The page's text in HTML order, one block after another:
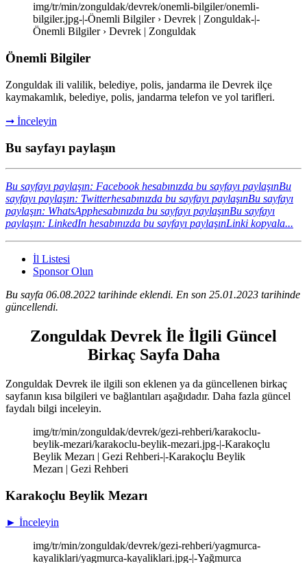
img/tr/min/zonguldak/devrek/onemli-bilgiler/onemli-
bilgiler.jpg-|-Önemli Bilgiler › Devrek | Zonguldak-|-
Önemli Bilgiler › Devrek | Zonguldak
Önemli Bilgiler
Zonguldak ili valilik, belediye, polis, jandarma ile Devrek ilçe
kaymakamlık, belediye, polis, jandarma telefon ve yol tarifleri.
➞ İnceleyin
Bu sayfayı paylaşın
Bu sayfayı paylaşın: Facebook hesabınızda bu sayfayı paylaşınBu
sayfayı paylaşın: Twitterhesabınızda bu sayfayı paylaşınBu sayfayı
paylaşın: WhatsApphesabınızda bu sayfayı paylaşınBu sayfayı
paylaşın: LinkedIn hesabınızda bu sayfayı paylaşınLinki kopyala...
İl Listesi
Sponsor Olun
Bu sayfa 06.08.2022 tarihinde eklendi. En son 25.01.2023 tarihinde
güncellendi.
Zonguldak Devrek İle İlgili Güncel
Birkaç Sayfa Daha
Zonguldak Devrek ile ilgili son eklenen ya da güncellenen birkaç
sayfanın kısa bilgileri ve bağlantıları aşağıdadır. Daha fazla güncel
faydalı bilgi inceleyin.
img/tr/min/zonguldak/devrek/gezi-rehberi/karakoclu-
beylik-mezari/karakoclu-beylik-mezari.jpg-|-Karakoçlu
Beylik Mezarı | Gezi Rehberi-|-Karakoçlu Beylik
Mezarı | Gezi Rehberi
Karakoçlu Beylik Mezarı
► İnceleyin
img/tr/min/zonguldak/devrek/gezi-rehberi/yagmurca-
kayaliklari/yagmurca-kayaliklari.jpg-|-Yağmurca